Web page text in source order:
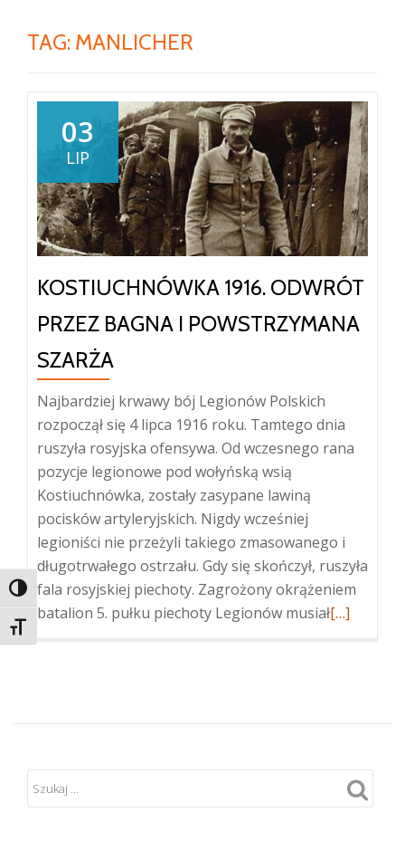
TOGGLE HIGH CONTRAST
TOGGLE FONT SIZE
TAG: MANLICHER
03
LIP
KOSTIUCHNÓWKA 1916. ODWRÓT
PRZEZ BAGNA I POWSTRZYMANA
SZARŻA
Najbardziej krwawy bój Legionów Polskich
rozpoczął się 4 lipca 1916 roku. Tamtego dnia
ruszyła rosyjska ofensywa. Od wczesnego rana
pozycje legionowe pod wołyńską wsią
Kostiuchnówka, zostały zasypane lawiną
pocisków artyleryjskich. Nigdy wcześniej
legioniści nie przeżyli takiego zmasowanego i
długotrwałego ostrzału. Gdy się skończył, ruszyła
fala rosyjskiej piechoty. Zagrożony okrążeniem
batalion 5. pułku piechoty Legionów musiałWięcej
bagna
szarża
[…]